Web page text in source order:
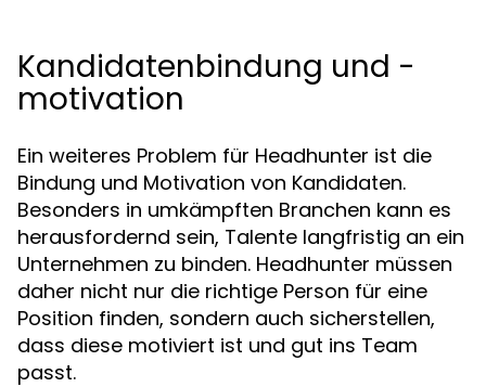
Kandidatenbindung und -
motivation
Ein weiteres Problem für Headhunter ist die
Bindung und Motivation von Kandidaten.
Besonders in umkämpften Branchen kann es
herausfordernd sein, Talente langfristig an ein
Unternehmen zu binden. Headhunter müssen
daher nicht nur die richtige Person für eine
Position finden, sondern auch sicherstellen,
dass diese motiviert ist und gut ins Team
passt.